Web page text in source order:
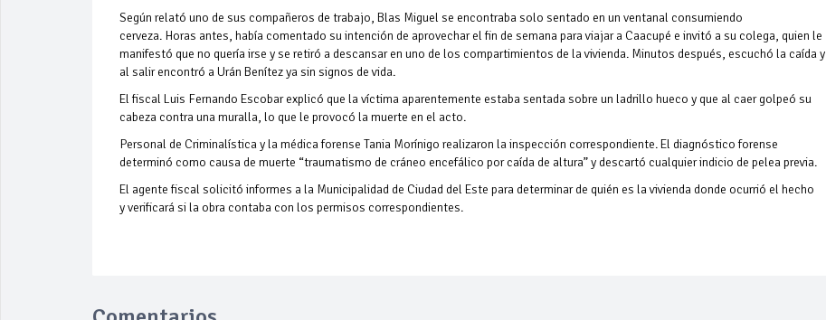
Según relató uno de sus compañeros de trabajo, Blas Miguel se encontraba solo sentado en un ventanal consumiendo
cerveza. Horas antes, había comentado su intención de aprovechar el fin de semana para viajar a Caacupé e invitó a su colega, quien le
manifestó que no quería irse y se retiró a descansar en uno de los compartimientos de la vivienda. Minutos después, escuchó la caída y
al salir encontró a Urán Benítez ya sin signos de vida.
El fiscal Luis Fernando Escobar explicó que la víctima aparentemente estaba sentada sobre un ladrillo hueco y que al caer golpeó su
cabeza contra una muralla, lo que le provocó la muerte en el acto.
Personal de Criminalística y la médica forense Tania Morínigo realizaron la inspección correspondiente. El diagnóstico forense
determinó como causa de muerte “traumatismo de cráneo encefálico por caída de altura” y descartó cualquier indicio de pelea previa.
El agente fiscal solicitó informes a la Municipalidad de Ciudad del Este para determinar de quién es la vivienda donde ocurrió el hecho
y verificará si la obra contaba con los permisos correspondientes.